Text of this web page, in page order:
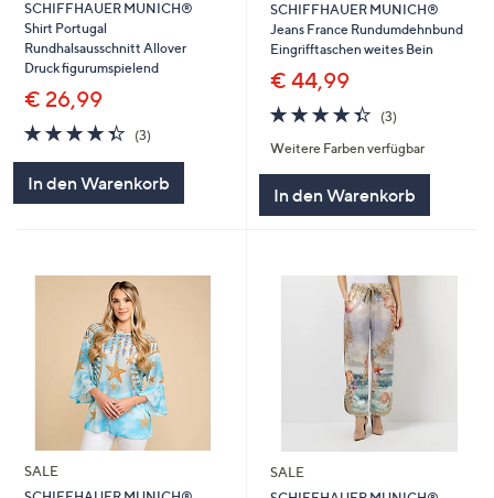
SCHIFFHAUER MUNICH®
Shirt Portugal
Rundhalsausschnitt Allover
Druck figurumspielend
€ 26,99
4.3
von
(3)3
In den Warenkorb
SCHIFFHAUER MUNICH®
Jeans France Rundumdehnbund
Eingrifftaschen weites Bein
€ 44,99
4.3
von
5
(3)3
Weitere Farben verfügbar
In den Warenkorb
SALE
SALE